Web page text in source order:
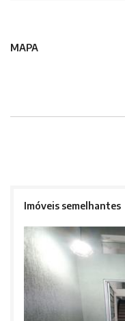
MAPA
Imóveis semelhantes